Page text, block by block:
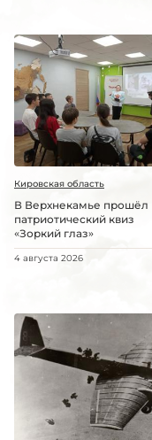
Кировская область
В Верхнекамье прошёл
патриотический квиз
«Зоркий глаз»
4 августа 2026